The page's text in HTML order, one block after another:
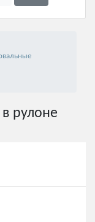
рулоне